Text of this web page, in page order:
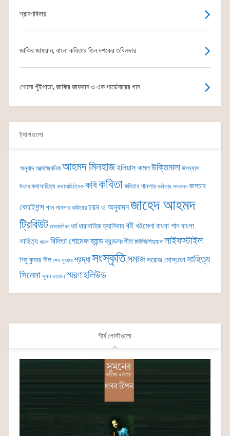
শ্রাবণবিদায়
জাকির জাফরান, বাংলা কবিতার তিন দশকের তবিলদার
শোনো পুঁইপাতা, জাকির জাফরান ও এক গার্ডেনারের গান
ট্যাগগুলো
অনুবাদ আত্মজৈবনিক আহমদ মিনহাজইলিয়াস কমলউক্তিমালা উপন্যাস
উৎসব কথাসাহিত্য কথাসাহিত্যিক কবিকবিতা কবিতার গানপার কবিতার সংকলন কালচার
কোটেশন্সগান গানপার কবিতার চয়ন ও অনুবাদনজাহেদ আহমদ
ট্রিবিউট তাৎক্ষণিকা ধর্ম ধারাবাহিকফ্যাসিবাদবইবইমেলাবাংলা গানবাংলা
সাহিত্য বাউল বিদিতা গোমেজব্যান্ডব্যান্ডসংগীত মিউজিশিয়্যান লাইফস্টাইল
শিবু কুমার শীল শেখ লুৎফর শ্রদ্ধাসংস্কৃতিসমাজসরোজ মোস্তফাসাহিত্য
সিনেমা সুমন রহমান স্মরণহলিউড
শীর্ষ পোস্টগুলো